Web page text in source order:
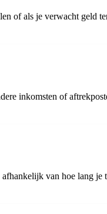
of als je verwacht geld
inkomsten of
van hoe lang je